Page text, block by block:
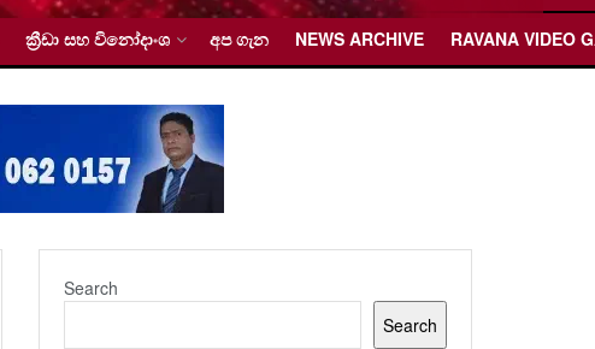
ක්‍රීඩා සහ විනෝදාංශ අප ගැන NEWS ARCHIVE RAVANA VIDEO
Search
Search